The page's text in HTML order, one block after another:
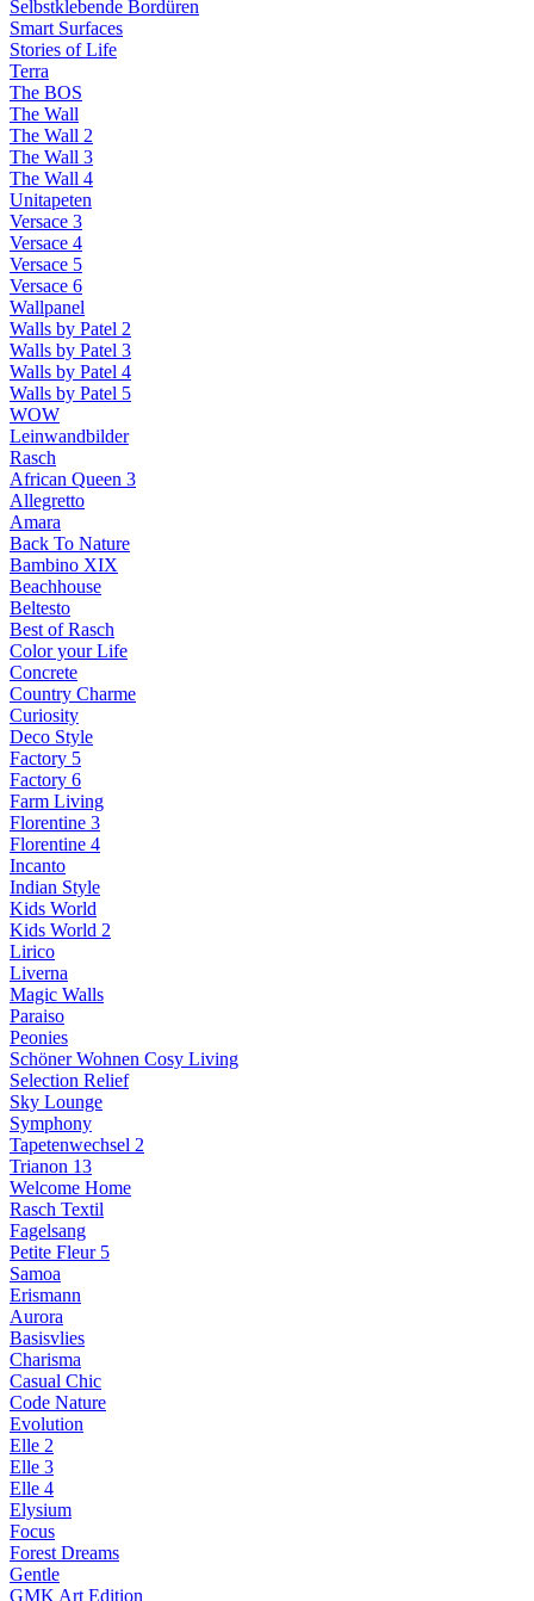
Selbstklebende Bordüren
Smart Surfaces
Stories of Life
Terra
The BOS
The Wall
The Wall 2
The Wall 3
The Wall 4
Unitapeten
Versace 3
Versace 4
Versace 5
Versace 6
Wallpanel
Walls by Patel 2
Walls by Patel 3
Walls by Patel 4
Walls by Patel 5
WOW
Leinwandbilder
Rasch
African Queen 3
Allegretto
Amara
Back To Nature
Bambino XIX
Beachhouse
Beltesto
Best of Rasch
Color your Life
Concrete
Country Charme
Curiosity
Deco Style
Factory 5
Factory 6
Farm Living
Florentine 3
Florentine 4
Incanto
Indian Style
Kids World
Kids World 2
Lirico
Liverna
Magic Walls
Paraiso
Peonies
Schöner Wohnen Cosy Living
Selection Relief
Sky Lounge
Symphony
Tapetenwechsel 2
Trianon 13
Welcome Home
Rasch Textil
Fagelsang
Petite Fleur 5
Samoa
Erismann
Aurora
Basisvlies
Charisma
Casual Chic
Code Nature
Evolution
Elle 2
Elle 3
Elle 4
Elysium
Focus
Forest Dreams
Gentle
GMK Art Edition